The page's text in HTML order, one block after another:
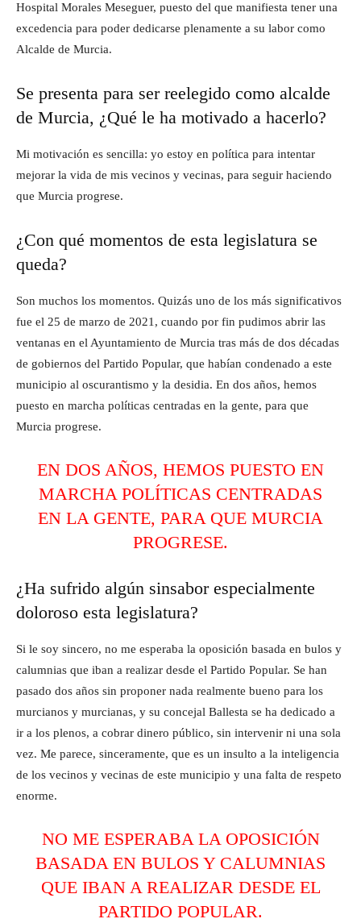
Hospital Morales Meseguer, puesto del que manifiesta tener una
excedencia para poder dedicarse plenamente a su labor como
Alcalde de Murcia.
Se presenta para ser reelegido como alcalde
de Murcia, ¿Qué le ha motivado a hacerlo?
Mi motivación es sencilla: yo estoy en política para intentar
mejorar la vida de mis vecinos y vecinas, para seguir haciendo
que Murcia progrese.
¿Con qué momentos de esta legislatura se
queda?
Son muchos los momentos. Quizás uno de los más significativos
fue el 25 de marzo de 2021, cuando por fin pudimos abrir las
ventanas en el Ayuntamiento de Murcia tras más de dos décadas
de gobiernos del Partido Popular, que habían condenado a este
municipio al oscurantismo y la desidia. En dos años, hemos
puesto en marcha políticas centradas en la gente, para que
Murcia progrese.
EN DOS AÑOS, HEMOS PUESTO EN
MARCHA POLÍTICAS CENTRADAS
EN LA GENTE, PARA QUE MURCIA
PROGRESE.
¿Ha sufrido algún sinsabor especialmente
doloroso esta legislatura?
Si le soy sincero, no me esperaba la oposición basada en bulos y
calumnias que iban a realizar desde el Partido Popular. Se han
pasado dos años sin proponer nada realmente bueno para los
murcianos y murcianas, y su concejal Ballesta se ha dedicado a
ir a los plenos, a cobrar dinero público, sin intervenir ni una sola
vez. Me parece, sinceramente, que es un insulto a la inteligencia
de los vecinos y vecinas de este municipio y una falta de respeto
enorme.
NO ME ESPERABA LA OPOSICIÓN
BASADA EN BULOS Y CALUMNIAS
QUE IBAN A REALIZAR DESDE EL
PARTIDO POPULAR.